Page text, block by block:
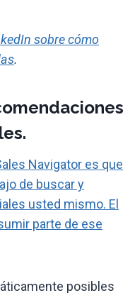
sobre cómo
.
Navigator es que
de buscar y
usted mismo. El
parte de ese
posibles